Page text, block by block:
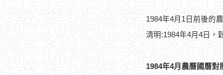
1984年4月1日前後的
清明:1984年4月4日，
1984年4月農曆國曆對